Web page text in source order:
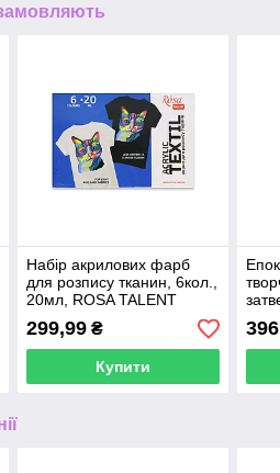
Набір акрилових фарб
для розпису тканин, 6кол.,
20мл, ROSA TALENT
299,99₴
Купити
(1:1)